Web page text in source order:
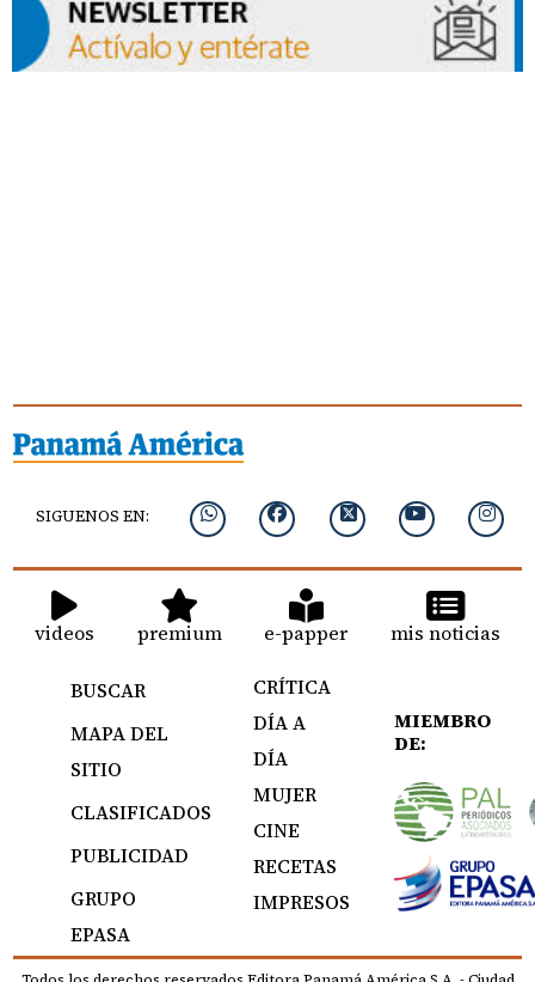
SIGUENOS EN:
videos premium e-papper mis noticias
BUSCAR
MAPA DEL
SITIO
CLASIFICADOS
PUBLICIDAD
GRUPO
EPASA
CRÍTICA
DÍA A
DÍA
MUJER
CINE
RECETAS
IMPRESOS
MIEMBRO
DE: